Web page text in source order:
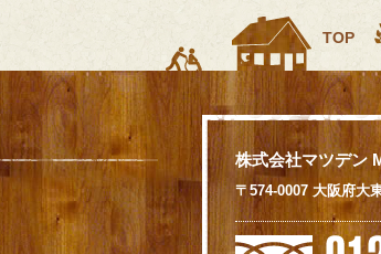
TOP
株式会社マツデン
〒574-0007 大阪府大